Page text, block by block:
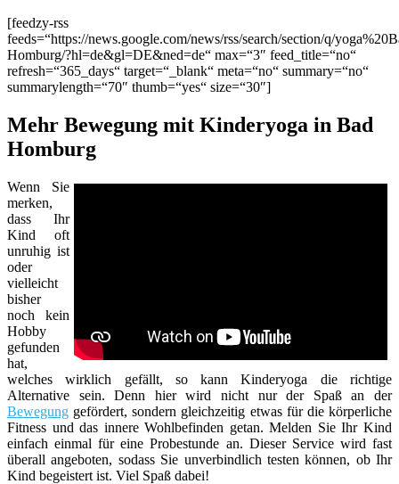
[feedzy-rss
feeds=“https://news.google.com/news/rss/search/section/q/
Homburg/?hl=de&gl=DE&ned=de“ max=“3″ feed_title=“no“
refresh=“365_days“ target=“_blank“ meta=“no“ summary=“no“
summarylength=“70″ thumb=“yes“ size=“30″]
Mehr Bewegung mit Kinderyoga in Bad
Homburg
Wenn Sie
merken,
dass Ihr
Kind oft
unruhig ist
oder
vielleicht
bisher
noch kein
Hobby
gefunden
hat,
welches wirklich gefällt, so kann Kinderyoga die richtige
Alternative sein. Denn hier wird nicht nur der Spaß an der
Bewegung gefördert, sondern gleichzeitig etwas für die körperliche
Fitness und das innere Wohlbefinden getan. Melden Sie Ihr Kind
einfach einmal für eine Probestunde an. Dieser Service wird fast
überall angeboten, sodass Sie unverbindlich testen können, ob Ihr
Kind begeistert ist. Viel Spaß dabei!